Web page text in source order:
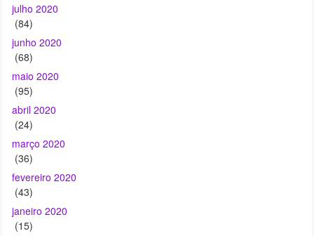
julho 2020
(84)
junho 2020
(68)
maio 2020
(95)
abril 2020
(24)
março 2020
(36)
fevereiro 2020
(43)
janeiro 2020
(15)